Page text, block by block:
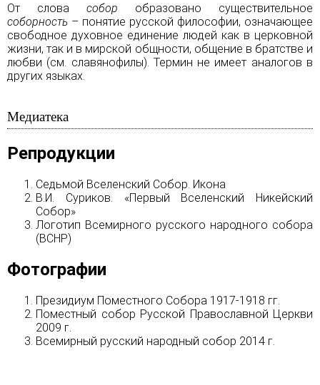
От слова собор образовано существительное
соборность – понятие русской философии, означающее
свободное духовное единение людей как в церковной
жизни, так и в мирской общности, общение в братстве и
любви (см. славянофилы). Термин не имеет аналогов в
других языках.
Медиатека
Репродукции
Седьмой Вселенский Собор. Икона
В.И. Суриков. «Первый Вселенский Никейский
Собор»
Логотип Всемирного русского народного собора
(ВСНР)
Фотографии
Президиум Поместного Собора 1917-1918 гг.
Поместный собор Русской Православной Церкви
2009 г.
Всемирный русский народный собор 2014 г.